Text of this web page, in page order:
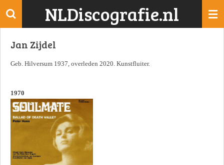
Ga
de
NLDiscografie.nl
Jan Zijdel
Geb. Hilversum 1937, overleden 2020. Kunstfluiter.
1970